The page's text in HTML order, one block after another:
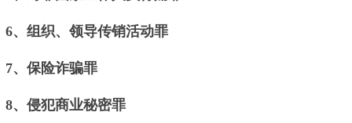
6、组织、领导传销活动罪
7、保险诈骗罪
8、侵犯商业秘密罪